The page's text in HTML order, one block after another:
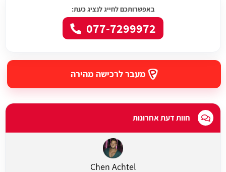
באפשרותכם לחייג לנציג כעת:
077-7299972
מעבר לרכישה מהירה
חוות דעת אחרונות
Chen Achtel